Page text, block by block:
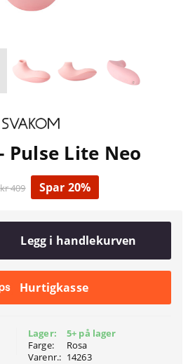
Pulse Lite Neo
kr 409 Spar 20%
Legg i handlekurven
Hurtigkasse
Lager:
Farge:
Varenr.:
5+ på lager
Rosa
14263